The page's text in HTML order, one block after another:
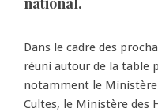
Dans le cadre des
réuni autour de la table
notamment le Ministère
Cultes, le Ministère des